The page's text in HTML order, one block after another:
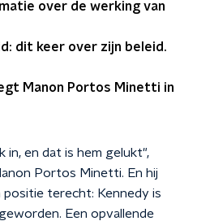
over de werking van
dit keer over zijn beleid.
Manon Portos Minetti in
in, en dat is hem gelukt",
Portos Minetti. En hij
positie terecht: Kennedy is
Een opvallende